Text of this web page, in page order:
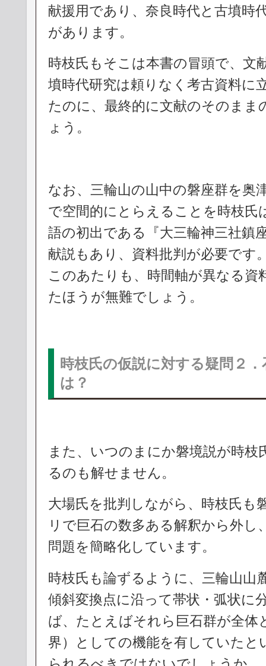
献援用であり、奈良時代と古墳時
があります。
時枝氏もそこは本書の冒頭で、文
墳時代研究は頼りなく考古資料に
たのに、最終的に文献のそのまま
ょう。
なお、三輪山の山中の磐座群を奥
で空間的にとらえることを時枝氏
語の初出である『大三輪神三社鎮
献説もあり、資料批判が必要です
このあたりも、時間軸が異なる資
たほうが無難でしょう。
時枝氏の仮説に対する疑問２
は？
また、いつのまにか磐境説が時枝
るのも解せません。
大場氏を批判しながら、時枝氏も
リで巨石の数多ある解釈から外し
問題を簡略化しています。
時枝氏も論ずるように、三輪山山
傾斜変換点に沿って帯状・弧状に
ば、たとえばそれら巨石群が全体
界）としての機能を有していたと